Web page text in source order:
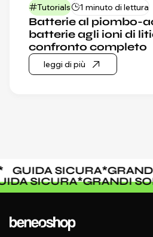
Tutorials 1 minuto di lettura
Batterie al piombo-
batterie agli ioni di
confronto completo
leggi di più
SICURA*GRANDI
GUIDA SICURA*GRANDI